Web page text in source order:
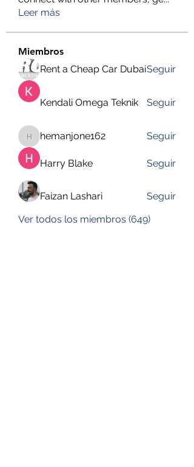
Leer más
Miembros
Rent a Cheap Car DubaiSeguir
Kendali Omega Teknik Seguir
hemanjone162
hemanjone162 Seguir
Harry Blake Seguir
Faizan Lashari
Seguir
Ver todos los miembros (649)